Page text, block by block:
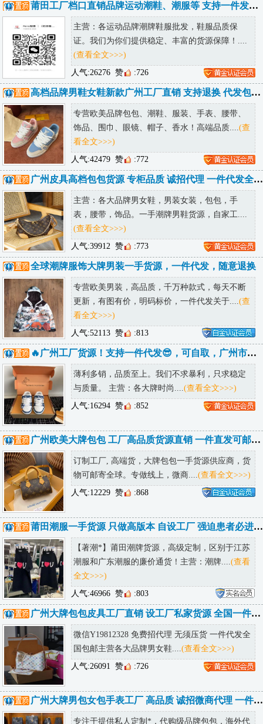
莆田工厂档口直销品牌运动潮鞋、潮服等 支持一件发货 提供精修实拍
主营：各运动品牌潮牌鞋服批发，鞋服品质保
证。我们为你们提供稳定、丰富的货源保障！....
(查看全文>>>)
人气:26276 赞 :726
高档品牌男鞋女鞋新款广州工厂直销 支持退换 代发包邮 诚招代理
专营欧美品牌包包、潮鞋、服装、手表、腰带、
饰品、围巾、眼镜、帽子、香水！高端品质....(查
看全文>>>)
人气:42479 赞 :772
广州皮具高档包包货源 专柜品质 诚招代理 一件代发全球可达
主营：各大品牌男女鞋，男装女装，包包，手
表，腰带，饰品。一手潮牌男鞋货源，自家工....
(查看全文>>>)
人气:39912 赞 :773
全球潮牌服饰大牌男装一手货源，一件代发，随意退换
专营欧美男装，高品质，千万种款式，每天不断
更新，有图有价，明码标价，一件代发关于....(查
看全文>>>)
人气:52113 赞 :813
🔥广州工厂货源！支持一件代发😎，可自取，广州市内可送货上门
薄利多销，品质至上。我们不求暴利，只求稳定
与质量。 主营：各大牌时尚....(查看全文>>>)
人气:16294 赞 :852
广州欧美大牌包包 工厂高品质货源直销 一件直发可邮全球
订制工厂, 高端货，大牌包包一手货源供应商，货
物可邮寄全球。专做线上，微商....(查看全文>>>)
人气:12229 赞 :868
莆田潮服一手货源 只做高版本 自设工厂 强迫患者必进 低端勿进
【著潮*】莆田潮牌货源，高级定制，区别于江苏
潮服和广东潮服的廉价通货！主营：潮牌....(查看
全文>>>)
人气:46966 赞 :803
广州大牌包包皮具工厂直销 设工厂私家货源 全国一件代发诚招代理
微信Y19812328 免费招代理 无须压货 一件代发全
国包邮主营各大品牌男女鞋....(查看全文>>>)
人气:26091 赞 :726
广州大牌男包女包手表工厂 高品质 诚招微商代理 一件代发
专注于提供私人定制*，代购级品牌包包，海外代